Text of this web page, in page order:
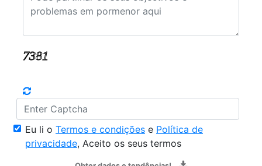
Eu li o Termos e condições e Política de
privacidade, Aceito os seus termos